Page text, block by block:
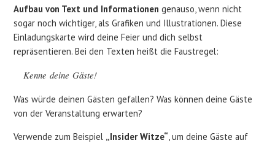
Aufbau von Text und Informationen genauso, wenn nicht
sogar noch wichtiger, als Grafiken und Illustrationen. Diese
Einladungskarte wird deine Feier und dich selbst
repräsentieren. Bei den Texten heißt die Faustregel:
Kenne deine Gäste!
Was würde deinen Gästen gefallen? Was können deine Gäste
von der Veranstaltung erwarten?
Verwende zum Beispiel „Insider Witze“ , um deine Gäste auf